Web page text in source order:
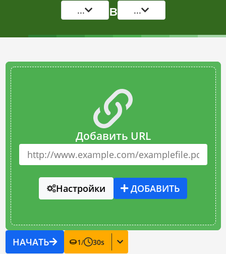
... в ...
Добавить URL
Настройки ДОБАВИТЬ
НАЧАТЬ 1/ 30s